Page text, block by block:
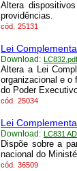
Altera
providências.
cód. 25131
Lei
Download: LC832.pdf
Altera a Lei
organizacional e o
do Poder
cód. 25034
Lei
Download: LC831
Dispõe sobre a
nacional do
cód. 36509